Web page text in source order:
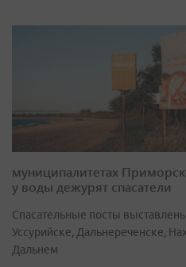
муниципалитетах
у воды дежурят спасатели
Спасательные посты
Уссурийске, Дальнереченске,
Дальнем